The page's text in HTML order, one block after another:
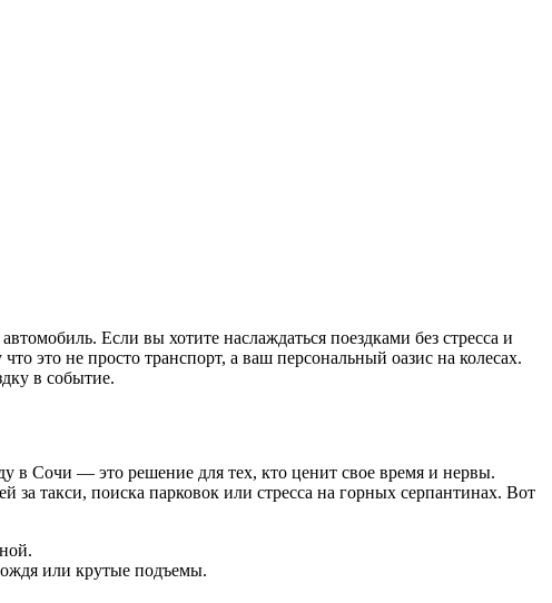
Если вы хотите наслаждаться поездками без стресса и
это не просто транспорт, а ваш персональный оазис на колесах.
в событие.
в Сочи — это решение для тех, кто ценит свое время и нервы.
за такси, поиска парковок или стресса на горных серпантинах. Вот
или крутые подъемы.